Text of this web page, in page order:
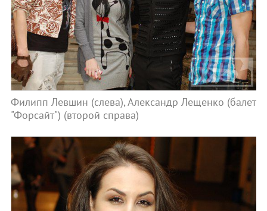
Филипп Левшин (слева), Александр Лещенко (балет
"Форсайт") (второй справа)